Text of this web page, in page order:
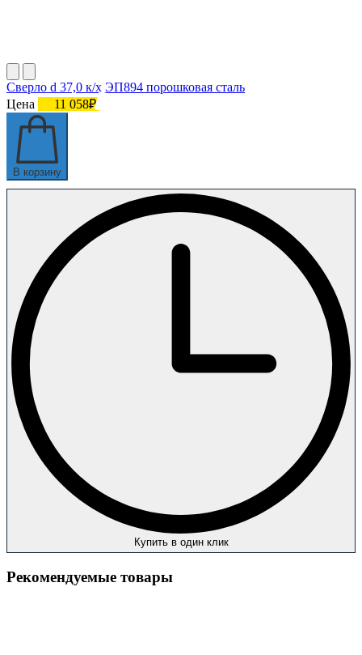
Сверло d 37,0 к/х ЭП894 порошковая сталь
Цена
11 058₽
В корзину
Купить в один клик
Рекомендуемые товары